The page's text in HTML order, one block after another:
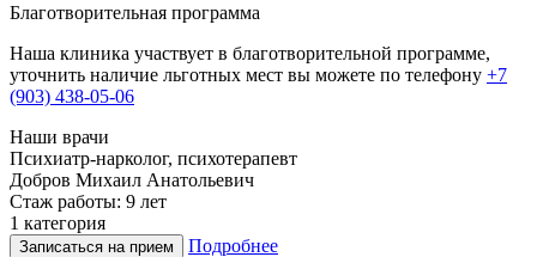
Благотворительная программа
Наша клиника участвует в благотворительной программе,
уточнить наличие льготных мест вы можете по телефону +7
(903) 438-05-06
Наши врачи
Психиатр-нарколог, психотерапевт
Добров Михаил Анатольевич
Стаж работы: 9 лет
1 категория
Записаться на прием Подробнее